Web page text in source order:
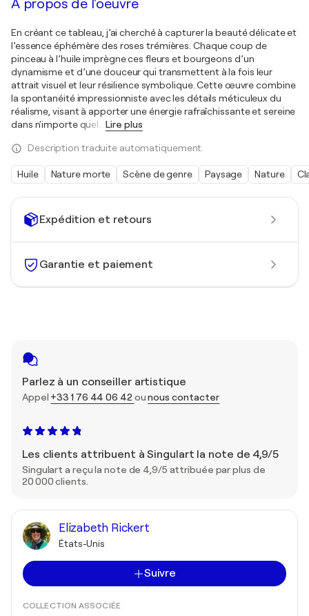
Expédition et retours
Garantie et paiement
Parlez à un conseiller artistique
Appel +33 1 76 44 06 42ounous contacter
Les clients attribuent à Singulart la note de 4,9/5
Singulart a reçu la note de 4,9/5 attribuée par plus de
20 000 clients.
Elizabeth Rickert
États-Unis
Suivre
COLLECTION ASSOCIÉE
À propos de l'oeuvre
En créant ce tableau, j’ai cherché à capturer la beauté délicate et
l’essence éphémère des roses trémières. Chaque coup de
pinceau à l’huile imprègne ces fleurs et bourgeons d’un
dynamisme et d’une douceur qui transmettent à la fois leur
attrait visuel et leur résilience symbolique. Cette œuvre combine
la spontanéité impressionniste avec les détails méticuleux du
réalisme, visant à apporter une énergie rafraîchissante et sereine
dans n'importe quel… Lire plus
Description traduite automatiquement.
Huile Nature morte Scène de genre Paysage Nature